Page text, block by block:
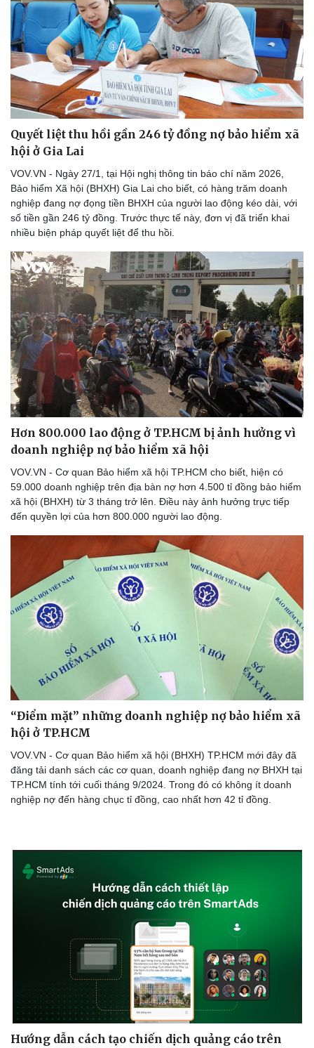
Thể thao
Bóng đá
Lịch thi đấu bóng đá
eSports
Hậu trường
Ô tô - Xe máy
Ô tô
Quyết liệt thu hồi gần 246 tỷ đồng nợ bảo hiểm xã
hội ở Gia Lai
VOV.VN - Ngày 27/1, tại Hội nghị thông tin báo chí năm 2026,
Bảo hiểm Xã hội (BHXH) Gia Lai cho biết, có hàng trăm doanh
nghiệp đang nợ đọng tiền BHXH của người lao động kéo dài, với
số tiền gần 246 tỷ đồng. Trước thực tế này, đơn vị đã triển khai
nhiều biện pháp quyết liệt để thu hồi.
Hơn 800.000 lao động ở TP.HCM bị ảnh hưởng vì
doanh nghiệp nợ bảo hiểm xã hội
VOV.VN - Cơ quan Bảo hiểm xã hội TP.HCM cho biết, hiện có
59.000 doanh nghiệp trên địa bàn nợ hơn 4.500 tỉ đồng bảo hiểm
xã hội (BHXH) từ 3 tháng trở lên. Điều này ảnh hưởng trực tiếp
đến quyền lợi của hơn 800.000 người lao động.
“Điểm mặt” những doanh nghiệp nợ bảo hiểm xã
hội ở TP.HCM
VOV.VN - Cơ quan Bảo hiểm xã hội (BHXH) TP.HCM mới đây đã
đăng tải danh sách các cơ quan, doanh nghiệp đang nợ BHXH tại
TP.HCM tính tới cuối tháng 9/2024. Trong đó có không ít doanh
nghiệp nợ đến hàng chục tỉ đồng, cao nhất hơn 42 tỉ đồng.
Hướng dẫn cách tạo chiến dịch quảng cáo trên